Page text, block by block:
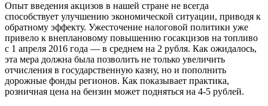
Опыт введения акцизов в нашей стране не всегда
способствует улучшению экономической ситуации, приводя к
обратному эффекту. Ужесточение налоговой политики уже
привело к внеплановому повышению госакцизов на топливо
с 1 апреля 2016 года — в среднем на 2 рубля. Как ожидалось,
эта мера должна была позволить не только увеличить
отчисления в государственную казну, но и пополнить
дорожные фонды регионов. Как показывает практика,
розничная цена на бензин может подняться на 4-5 рублей.